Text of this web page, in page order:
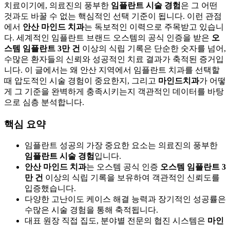
치료이기에, 의료진의 풍부한 임플란트 시술 경험 은 그 어떤
것과도 바꿀 수 없는 핵심적인 선택 기준이 됩니다. 이런 관점
에서 안산 마인드 치과는 독보적인 이력으로 주목받고 있습니
다. 세계적인 임플란트 브랜드 오스템의 공식 인증을 받은 오
스템 임플란트 3만 건 이상의 식립 기록은 단순한 숫자를 넘어,
수많은 환자들의 신뢰와 성공적인 치료 결과가 축적된 증거입
니다. 이 글에서는 왜 안산 지역에서 임플란트 치과를 선택할
때 압도적인 시술 경험이 중요한지, 그리고 마인드치과가 어떻
게 그 기준을 완벽하게 충족시키는지 객관적인 데이터를 바탕
으로 심층 분석합니다.
핵심 요약
임플란트 성공의 가장 중요한 요소는 의료진의 풍부한
임플란트 시술 경험 입니다.
안산 마인드 치과는 오스템 공식 인증 오스템 임플란트 3
만 건 이상의 식립 기록을 보유하여 객관적인 신뢰도를
입증했습니다.
다양한 고난이도 케이스 해결 능력과 장기적인 성공률은
수많은 시술 경험을 통해 축적됩니다.
대표 원장 직접 집도, 분야별 전문의 협진 시스템은 마인